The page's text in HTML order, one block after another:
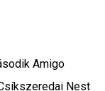
Amigo
Nest